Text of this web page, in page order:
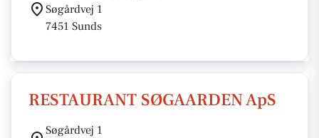
Søgårdvej 1
7451 Sunds
RESTAURANT SØGAARDEN ApS
Søgårdvej 1